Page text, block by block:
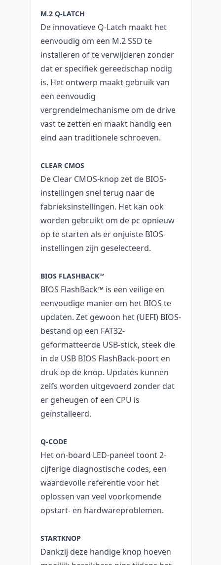
M.2 Q-LATCH
De innovatieve Q-Latch maakt het
eenvoudig om een M.2 SSD te
installeren of te verwijderen zonder
dat er specifiek gereedschap nodig
is. Het ontwerp maakt gebruik van
een eenvoudig
vergrendelmechanisme om de drive
vast te zetten en maakt handig een
eind aan traditionele schroeven.
CLEAR CMOS
De Clear CMOS-knop zet de BIOS-
instellingen snel terug naar de
fabrieksinstellingen. Het kan ook
worden gebruikt om de pc opnieuw
op te starten als er onjuiste BIOS-
instellingen zijn geselecteerd.
BIOS FLASHBACK™
BIOS FlashBack™ is een veilige en
eenvoudige manier om het BIOS te
updaten. Zet gewoon het (UEFI) BIOS-
bestand op een FAT32-
geformatteerde USB-stick, steek die
in de USB BIOS FlashBack-poort en
druk op de knop. Updates kunnen
zelfs worden uitgevoerd zonder dat
er geheugen of een CPU is
geïnstalleerd.
Q-CODE
Het on-board LED-paneel toont 2-
cijferige diagnostische codes, een
waardevolle referentie voor het
oplossen van veel voorkomende
opstart- en hardwareproblemen.
STARTKNOP
Dankzij deze handige knop hoeven